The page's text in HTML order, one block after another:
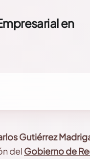
en
Gutiérrez
del Gobierno de